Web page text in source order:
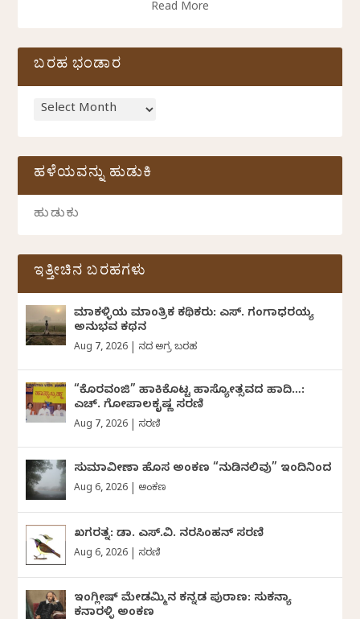
Read More
ಬರಹ ಭಂಡಾರ
ಹಳೆಯವನ್ನು ಹುಡುಕಿ
ಇತ್ತೀಚಿನ ಬರಹಗಳು
ಮಾಕಳ್ಳಿಯ ಮಾಂತ್ರಿಕ ಕಥಿಕರು: ಎಸ್. ಗಂಗಾಧರಯ್ಯ
ಅನುಭವ ಕಥನ
Aug 7, 2026 ದಿನದ ಅಗ್ರ ಬರಹ
“ಕೊರವಂಜಿ” ಹಾಕಿಕೊಟ್ಟ ಹಾಸ್ಯೋತ್ಸವದ ಹಾದಿ…:
ಎಚ್. ಗೋಪಾಲಕೃಷ್ಣ ಸರಣಿ
Aug 7, 2026 ಸರಣಿ
ಸುಮಾವೀಣಾ ಹೊಸ ಅಂಕಣ “ನುಡಿನಲಿವು” ಇಂದಿನಿಂದ
Aug 6, 2026 ಅಂಕಣ
ಖಗರತ್ನ: ಡಾ. ಎಸ್.ವಿ. ನರಸಿಂಹನ್‌‌ ಸರಣಿ
Aug 6, 2026 ಸರಣಿ
ಇಂಗ್ಲೀಷ್ ಮೇಡಮ್ಮಿನ ಕನ್ನಡ ಪುರಾಣ: ಸುಕನ್ಯಾ
ಕನಾರಳ್ಳಿ ಅಂಕಣ